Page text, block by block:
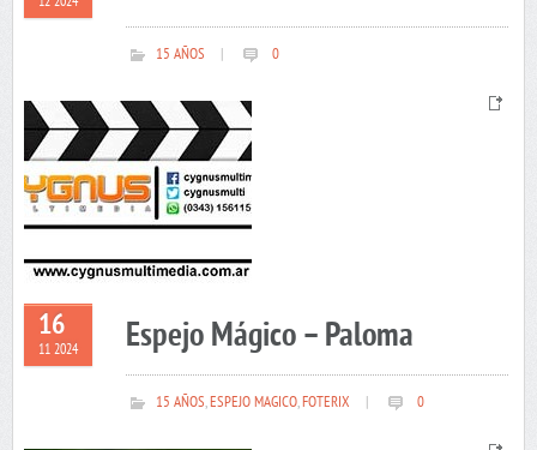
15 AÑOS 0
16
11 2024 Espejo Mágico – Paloma
15 AÑOS,ESPEJO MAGICO,FOTERIX 0